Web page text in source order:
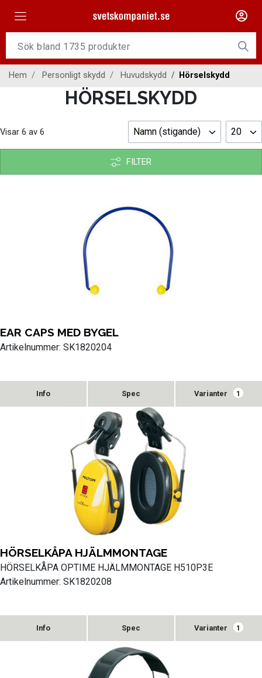
Slangpaket
Personligt skydd
Kap/Slip
Hem Personligt skydd Huvudskydd Hörselskydd
HÖRSELSKYDD
Visar 6 av 6 Namn (stigande) 20
FILTER
EAR CAPS MED BYGEL
Artikelnummer: SK1820204
Varianter 1
HÖRSELKÅPA HJÄLMMONTAGE
HÖRSELKÅPA OPTIME HJÄLMMONTAGE H510P3E
Artikelnummer: SK1820208
Varianter 1